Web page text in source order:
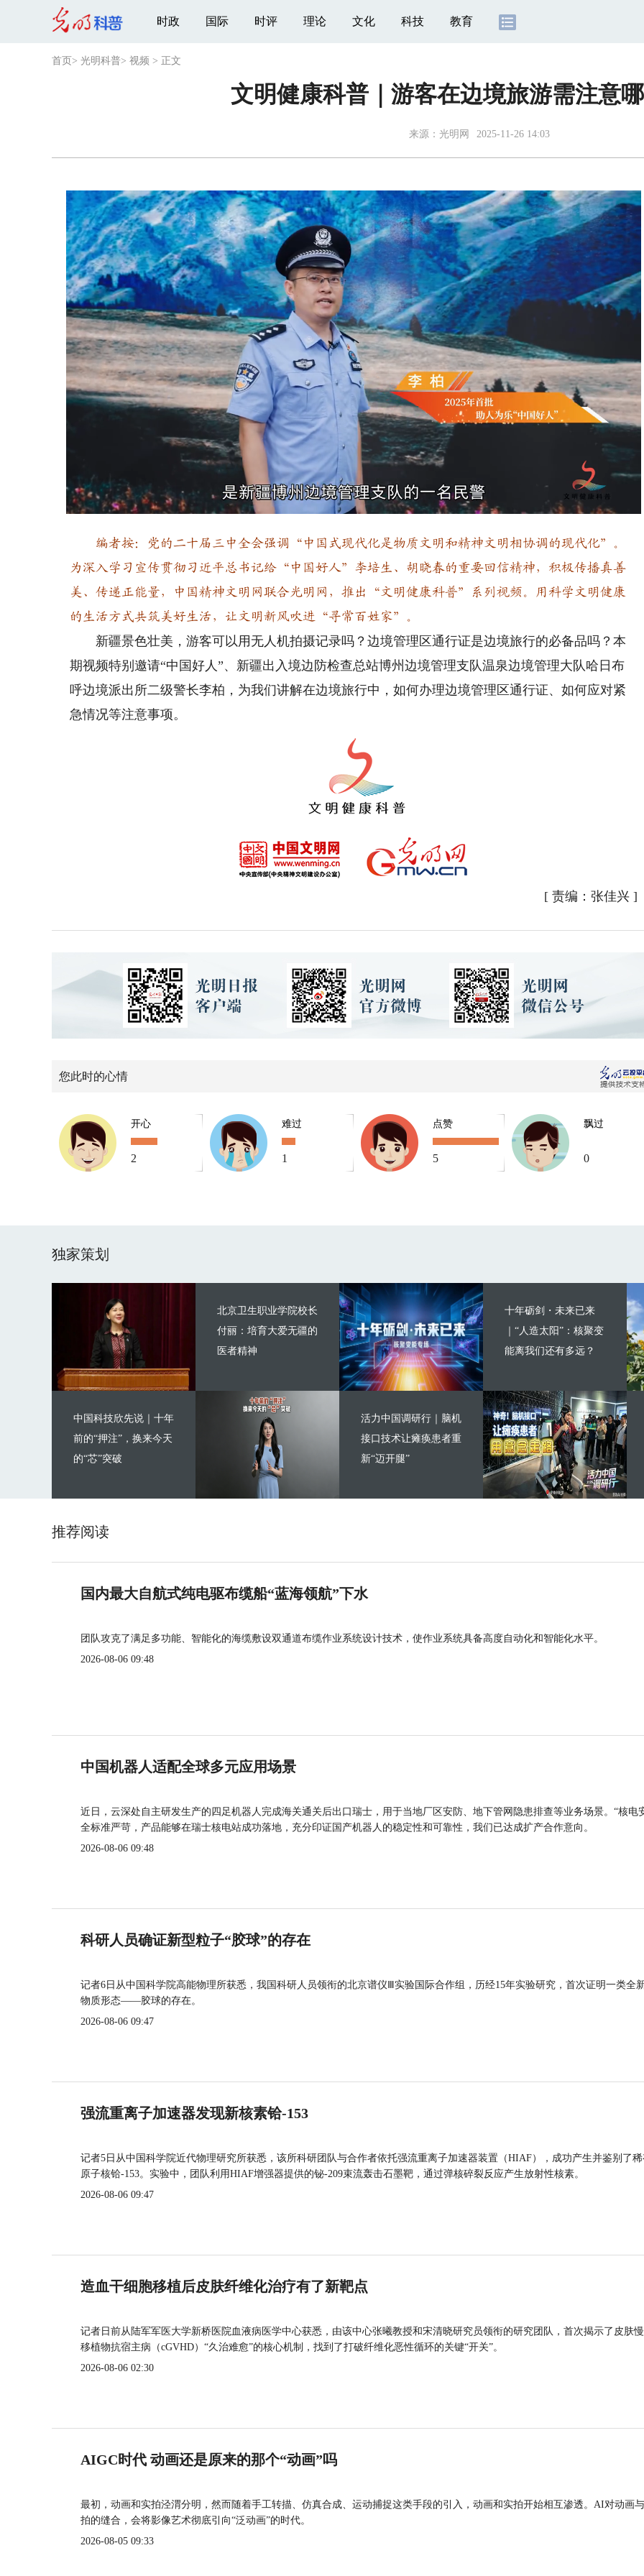
时政 国际 时评 理论 文化 科技 教育
首页 > 光明科普> 视频 > 正文
文明健康科普｜游客在边境旅游需注意
来源： 光明网 2025-11-26 14:03
Unmute Loaded
16.46%
Playback
Rate
编者按：党的二十届三中全会强调“中国式现代化是物质文明和精神文明相协调的现代化”。
为深入学习宣传贯彻习近平总书记给“中国好人”李培生、胡晓春的重要回信精神，积极传播真善
美、传递正能量，中国精神文明网联合光明网，推出“文明健康科普”系列视频。用科学文明健康
的生活方式共筑美好生活，让文明新风吹进“寻常百姓家”。
新疆景色壮美，游客可以用无人机拍摄记录吗？边境管理区通行证是边境旅行的必备品吗？本
期视频特别邀请“中国好人”、新疆出入境边防检查总站博州边境管理支队温泉边境管理大队哈日布
呼边境派出所二级警长李柏，为我们讲解在边境旅行中，如何办理边境管理区通行证、如何应对紧
急情况等注意事项。
[ 责编：张佳兴 ]
您此时的心情
开心
2
难过
1
点赞
5
飘过
0
独家策划
北京卫生职业学院校长
付丽：培育大爱无疆的
医者精神
中国科技欣先说｜十年
前的“押注”，换来今天
的“芯”突破
十年砺剑・未来已来
｜“人造太阳”：核聚变
能离我们还有多远？
活力中国调研行｜脑机
接口技术让瘫痪患者重
新“迈开腿”
推荐阅读
国内最大自航式纯电驱布缆船“蓝海领航”下水
团队攻克了满足多功能、智能化的海缆敷设双通道布缆作业系统设计技术，使作业系统具备高度自动化和智能化水平。
2026-08-06 09:48
中国机器人适配全球多元应用场景
近日，云深处自主研发生产的四足机器人完成海关通关后出口瑞士，用于当地厂区安防、地下管网隐患排查等业务场景。“核电
全标准严苛，产品能够在瑞士核电站成功落地，充分印证国产机器人的稳定性和可靠性，我们已达成扩产合作意向。
2026-08-06 09:48
科研人员确证新型粒子“胶球”的存在
记者6日从中国科学院高能物理所获悉，我国科研人员领衔的北京谱仪Ⅲ实验国际合作组，历经15年实验研究，首次证明一类全
物质形态——胶球的存在。
2026-08-06 09:47
强流重离子加速器发现新核素铪-153
记者5日从中国科学院近代物理研究所获悉，该所科研团队与合作者依托强流重离子加速器装置（HIAF），成功产生并鉴别了
原子核铪-153。实验中，团队利用HIAF增强器提供的铋-209束流轰击石墨靶，通过弹核碎裂反应产生放射性核素。
2026-08-06 09:47
造血干细胞移植后皮肤纤维化治疗有了新靶点
记者日前从陆军军医大学新桥医院血液病医学中心获悉，由该中心张曦教授和宋清晓研究员领衔的研究团队，首次揭示了皮肤
移植物抗宿主病（cGVHD）“久治难愈”的核心机制，找到了打破纤维化恶性循环的关键“开关”。
2026-08-06 02:30
AIGC时代 动画还是原来的那个“动画”吗
最初，动画和实拍泾渭分明，然而随着手工转描、仿真合成、运动捕捉这类手段的引入，动画和实拍开始相互渗透。AI对动画
拍的缝合，会将影像艺术彻底引向“泛动画”的时代。
2026-08-05 09:33